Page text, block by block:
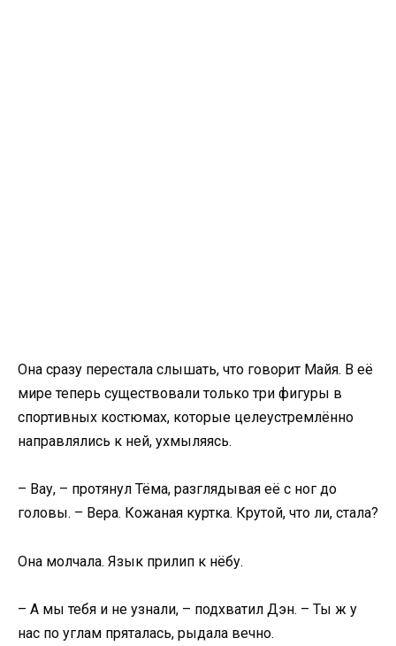
Она сразу перестала слышать, что говорит Майя. В её
мире теперь существовали только три фигуры в
спортивных костюмах, которые целеустремлённо
направлялись к ней, ухмыляясь.
– Вау, – протянул Тёма, разглядывая её с ног до
головы. – Вера. Кожаная куртка. Крутой, что ли, стала?
Она молчала. Язык прилип к нёбу.
– А мы тебя и не узнали, – подхватил Дэн. – Ты ж у
нас по углам пряталась, рыдала вечно.